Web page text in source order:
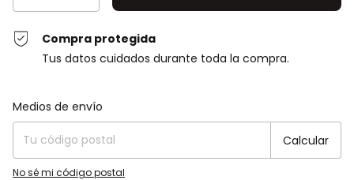
Compra protegida
Tus datos cuidados durante toda la compra.
Entregas para el CP:
Medios de envío
Calcular
No sé mi código postal